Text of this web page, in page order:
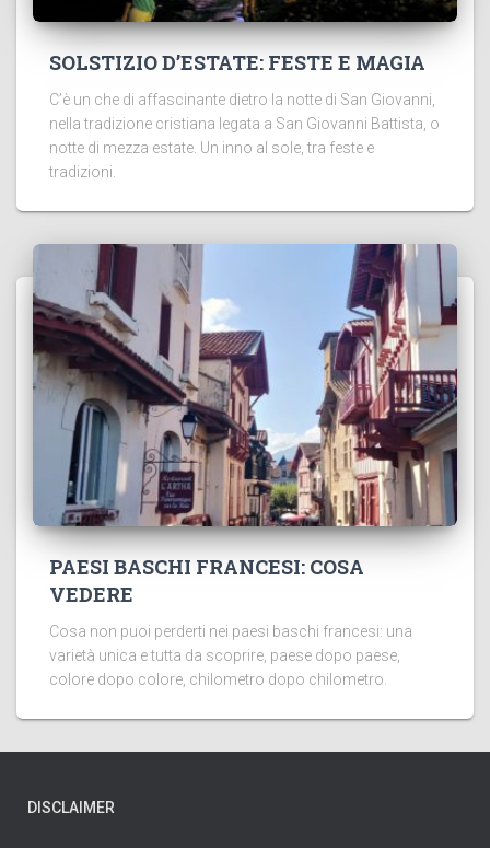
SOLSTIZIO D’ESTATE: FESTE E MAGIA
C’è un che di affascinante dietro la notte di San Giovanni,
nella tradizione cristiana legata a San Giovanni Battista, o
notte di mezza estate. Un inno al sole, tra feste e
tradizioni.
PAESI BASCHI FRANCESI: COSA
VEDERE
Cosa non puoi perderti nei paesi baschi francesi: una
varietà unica e tutta da scoprire, paese dopo paese,
colore dopo colore, chilometro dopo chilometro.
DISCLAIMER